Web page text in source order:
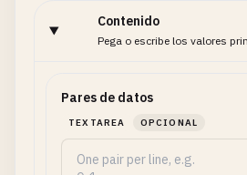
Contenido
Pega o escribe los valores
Pares de datos
TEXTAREA OPCIONAL